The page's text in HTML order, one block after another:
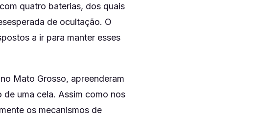
quatro baterias, dos quais
de ocultação. O
a ir para manter esses
Mato Grosso, apreenderam
uma cela. Assim como nos
os mecanismos de